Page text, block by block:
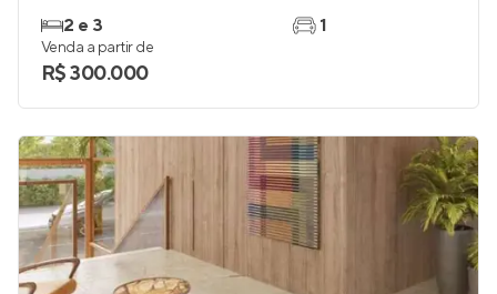
2 e 3
1
Venda a partir de
R$ 300.000